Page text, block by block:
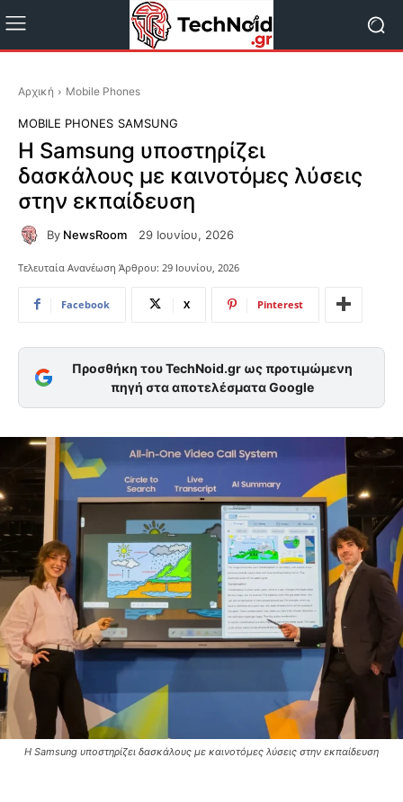
Αρχική Mobile Phones
MOBILE PHONES SAMSUNG
Η Samsung υποστηρίζει
δασκάλους με καινοτόμες λύσεις
στην εκπαίδευση
By NewsRoom 29 Ιουνίου, 2026
Τελευταία Ανανέωση Άρθρου: 29 Ιουνίου, 2026
Facebook X Pinterest
Προσθήκη του TechNoid.gr ως προτιμώμενη
πηγή στα αποτελέσματα Google
Η Samsung υποστηρίζει δασκάλους με καινοτόμες λύσεις στην εκπαίδευση